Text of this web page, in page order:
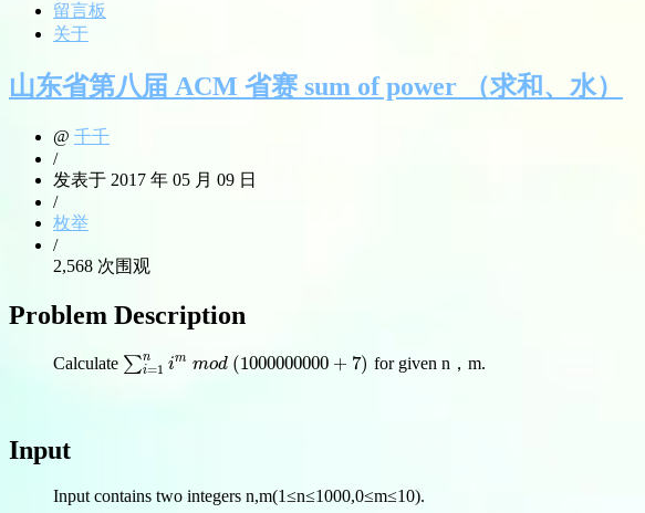
留言板
关于
山东省第八届 ACM 省赛 sum of power （求和、水）
@ 千千
/
发表于 2017 年 05 月 09 日
/
枚举
/
2,568 次围观
Problem Description
Calculate ∑n
i=1 im mod (1000000000 + 7)
∑ i=1n im mod ( 1000000000+ 7) for given n，m.
Input
Input contains two integers n,m(1≤n≤1000,0≤m≤10).